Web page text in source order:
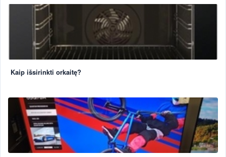
Kaip išsirinkti orkaitę?